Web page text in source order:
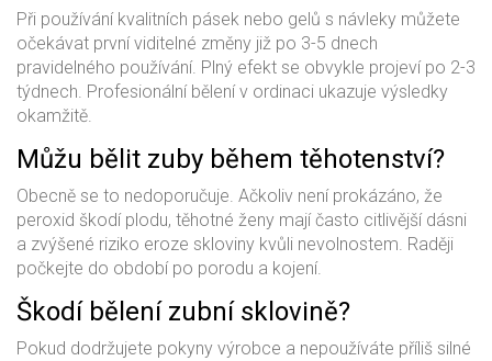
Při používání kvalitních pásek nebo gelů s návleky můžete
očekávat první viditelné změny již po 3-5 dnech
pravidelného používání. Plný efekt se obvykle projeví po 2-3
týdnech. Profesionální bělení v ordinaci ukazuje výsledky
okamžitě.
Můžu bělit zuby během těhotenství?
Obecně se to nedoporučuje. Ačkoliv není prokázáno, že
peroxid škodí plodu, těhotné ženy mají často citlivější dásni
a zvýšené riziko eroze skloviny kvůli nevolnostem. Raději
počkejte do období po porodu a kojení.
Škodí bělení zubní sklovině?
Pokud dodržujete pokyny výrobce a nepoužíváte příliš silné